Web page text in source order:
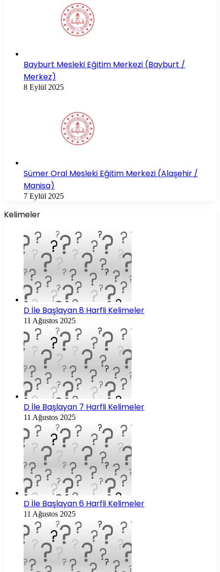
Bayburt Mesleki Eğitim Merkezi (Bayburt /
Merkez)
8 Eylül 2025
Sümer Oral Mesleki Eğitim Merkezi (Alaşehir /
Manisa)
7 Eylül 2025
Kelimeler
D İle Başlayan 8 Harfli Kelimeler
11 Ağustos 2025
D İle Başlayan 7 Harfli Kelimeler
11 Ağustos 2025
D İle Başlayan 6 Harfli Kelimeler
11 Ağustos 2025